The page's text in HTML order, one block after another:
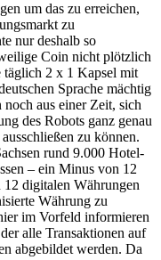
um das zu erreichen,
zu
nur deshalb so
Coin nicht plötzlich
täglich 2 x 1 Kapsel mit
Sprache mächtig
aus einer Zeit, sich
des Robots ganz genau
zu können.
rund 9.000 Hotel-
– ein Minus von 12
12 digitalen Währungen
Währung zu
im Vorfeld informieren
alle Transaktionen auf
abgebildet werden. Da